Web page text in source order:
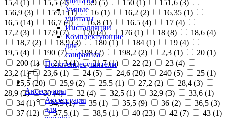
Умные
унитазы
Инсталляции
Комплектующие
для
санфаянса
Полотенцесушители
Аксессуары
Аксессуары
для
15,4 (1 ) 15,5 (4) 15,9 (5) 150 (1 ) 151,6 (3)
156,9 (3) 159,1 (1) 16 (1) 16,2 (2) 16,35 (1)
16,5 (14) 16,7 (4) 16,8 (1) 16.5 (4) 17 (4)
17,2 (3) 17,9 (7) 170 (4) 176 (1) 18 (8) 18,6 (4)
18,7 (2) 18,9 (3) 180 (1) 184 (1) 19 (4)
19,5 (4) 190 (7) 198 (2) 198,2 (2) 2,3 (1) 20 (1)
200 (1) 21,3 (1) 21,7 (1) 22 (2) 23 (4)
23,2 (1) 23,6 (1) 24 (5) 24,6 (20) 240 (5) 25 (1)
25,5 (20) 25,9 (2) 25.5 (1) 27,2 (2) 28,4 (3)
28,9 (2) 30 (4) 32 (4) 32,5 (1) 32,9 (3) 33,6 (1)
34 (1) 34,5 (1) 35 (1) 35,5 (9) 36 (2) 36,5 (3)
37 (12) 37,5 (1) 38,5 (1) 40 (23) 42 (7) 43 (1)